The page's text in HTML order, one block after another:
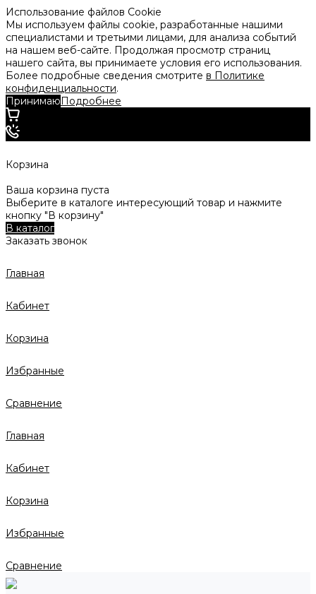
Использование файлов Cookie
Мы используем файлы cookie, разработанные нашими
специалистами и третьими лицами, для анализа событий
на нашем веб-сайте. Продолжая просмотр страниц
нашего сайта, вы принимаете условия его использования.
Более подробные сведения смотрите в Политике
конфиденциальности.
ПринимаюПодробнее
Корзина
Ваша корзина пуста
Выберите в каталоге интересующий товар и нажмите
кнопку "В корзину"
В каталог
Заказать звонок
Главная
Кабинет
Корзина
Избранные
Сравнение
Главная
Кабинет
Корзина
Избранные
Сравнение